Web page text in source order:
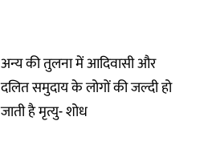
अन्य की तुलना में आदिवासी और
दलित समुदाय के लोगों की जल्दी हो
जाती है मृत्यु- शोध